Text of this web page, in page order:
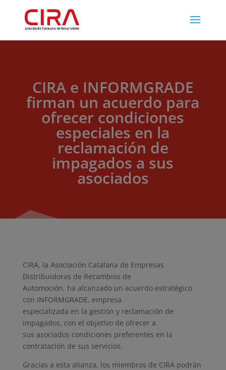
CIRA e INFORMGRADE
firman un acuerdo para
ofrecer condiciones
especiales en la
reclamación de
impagados a sus
asociados
CIRA, la Asociación Catalana de Empresas
Distribuidoras de Recambios de
Automoción, ha alcanzado un acuerdo estratégico
con INFORMGRADE, empresa
especializada en la gestión y reclamación de
impagados, con el objetivo de ofrecer a
sus asociados condiciones preferentes en la
contratación de sus servicios.
Gracias a esta alianza, los miembros de CIRA podrán